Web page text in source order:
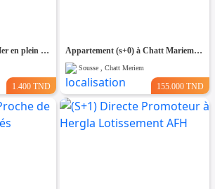
Pour Vacance s+2 Vue Mer en plein Zone Touristique Mahdia
1.400 TND
Appartement (s+0) à Chatt Mariem Prés de la mer
Sousse , Chatt Meriem
155.000 TND